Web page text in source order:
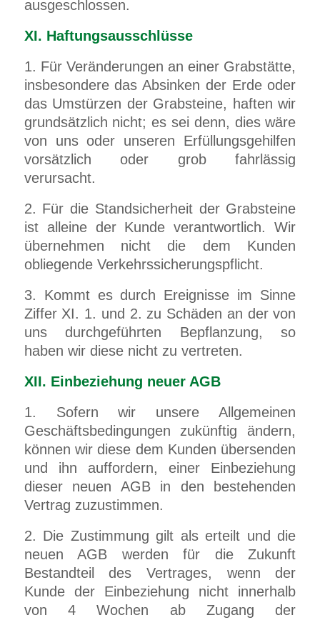
ausgeschlossen.
XI. Haftungsausschlüsse
1. Für Veränderungen an einer Grabstätte,
insbesondere das Absinken der Erde oder
das Umstürzen der Grabsteine, haften wir
grundsätzlich nicht; es sei denn, dies wäre
von uns oder unseren Erfüllungsgehilfen
vorsätzlich oder grob fahrlässig
verursacht.
2. Für die Standsicherheit der Grabsteine
ist alleine der Kunde verantwortlich. Wir
übernehmen nicht die dem Kunden
obliegende Verkehrssicherungspflicht.
3. Kommt es durch Ereignisse im Sinne
Ziffer XI. 1. und 2. zu Schäden an der von
uns durchgeführten Bepflanzung, so
haben wir diese nicht zu vertreten.
XII. Einbeziehung neuer AGB
1. Sofern wir unsere Allgemeinen
Geschäftsbedingungen zukünftig ändern,
können wir diese dem Kunden übersenden
und ihn auffordern, einer Einbeziehung
dieser neuen AGB in den bestehenden
Vertrag zuzustimmen.
2. Die Zustimmung gilt als erteilt und die
neuen AGB werden für die Zukunft
Bestandteil des Vertrages, wenn der
Kunde der Einbeziehung nicht innerhalb
von 4 Wochen ab Zugang der